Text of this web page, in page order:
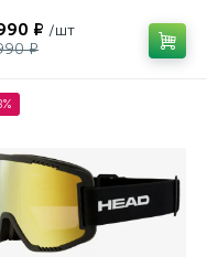
₽ /шт
₽